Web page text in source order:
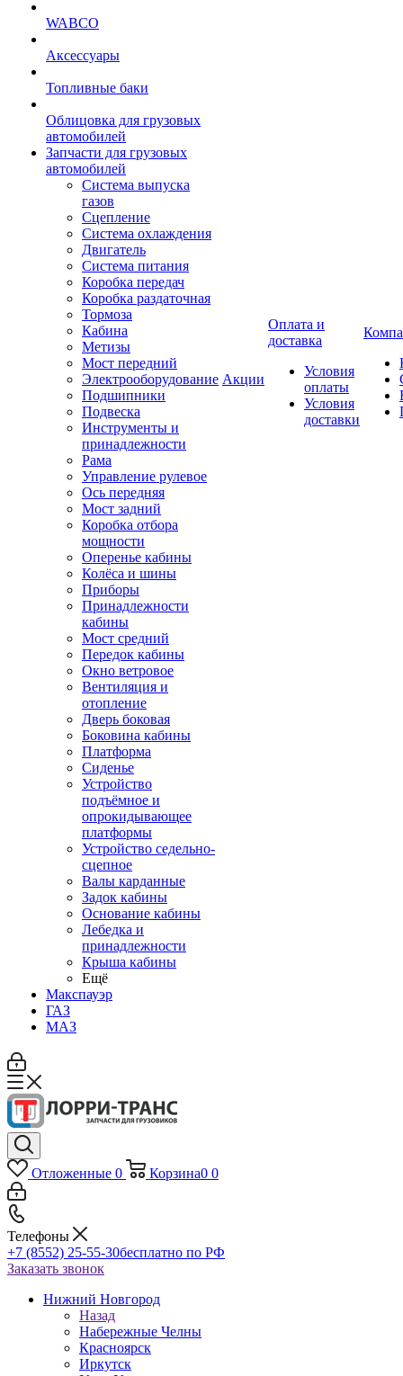
WABCO
Аксессуары
Топливные баки
Облицовка для грузовых
автомобилей
Запчасти для грузовых
автомобилей
Система выпуска
газов
Сцепление
Система охлаждения
Двигатель
Система питания
Коробка передач
Коробка раздаточная
Тормоза
Кабина
Метизы
Мост передний
Электрооборудование
Подшипники
Подвеска
Инструменты и
принадлежности
Рама
Управление рулевое
Ось передняя
Мост задний
Коробка отбора
мощности
Оперенье кабины
Колёса и шины
Приборы
Принадлежности
кабины
Мост средний
Передок кабины
Окно ветровое
Вентиляция и
отопление
Дверь боковая
Боковина кабины
Платформа
Сиденье
Устройство
подъёмное и
опрокидывающее
платформы
Устройство седельно-
сцепное
Валы карданные
Задок кабины
Основание кабины
Лебедка и
принадлежности
Крыша кабины
Ещё
Макспауэр
ГАЗ
МАЗ
Акции
Оплата и
доставка
Условия
оплаты
Условия
доставки
Отложенные 0 Корзина0 0
Телефоны
+7 (8552) 25-55-30бесплатно по РФ
Заказать звонок
Нижний Новгород
Назад
Набережные Челны
Красноярск
Иркутск